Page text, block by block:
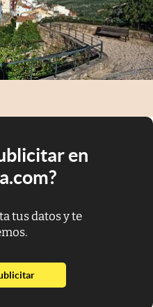
en
tus datos y te
abre en nueva pestaña